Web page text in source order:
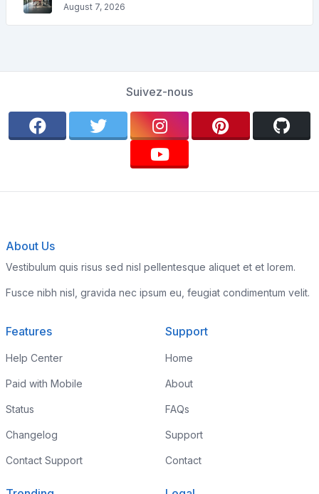
August 7, 2026
Suivez-nous
About Us
Vestibulum quis risus sed nisl pellentesque aliquet et et lorem.
Fusce nibh nisl, gravida nec ipsum eu, feugiat condimentum velit.
Features
Help Center
Paid with Mobile
Status
Changelog
Contact Support
Support
Home
About
FAQs
Support
Contact